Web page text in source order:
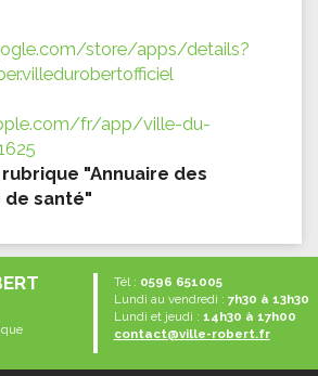
store/apps/details?
fr/app/ville-du-
"Annuaire des
santé"
Tél : 0596 651005
Lundi au vendredi : 7h30 à 13h30
Lundi et jeudi : 14h30 à 17h00
contact@ville-robert.fr